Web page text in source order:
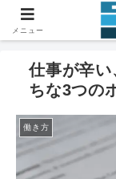
仕
仕事が辛
ちな3つの
働き方
メニュー